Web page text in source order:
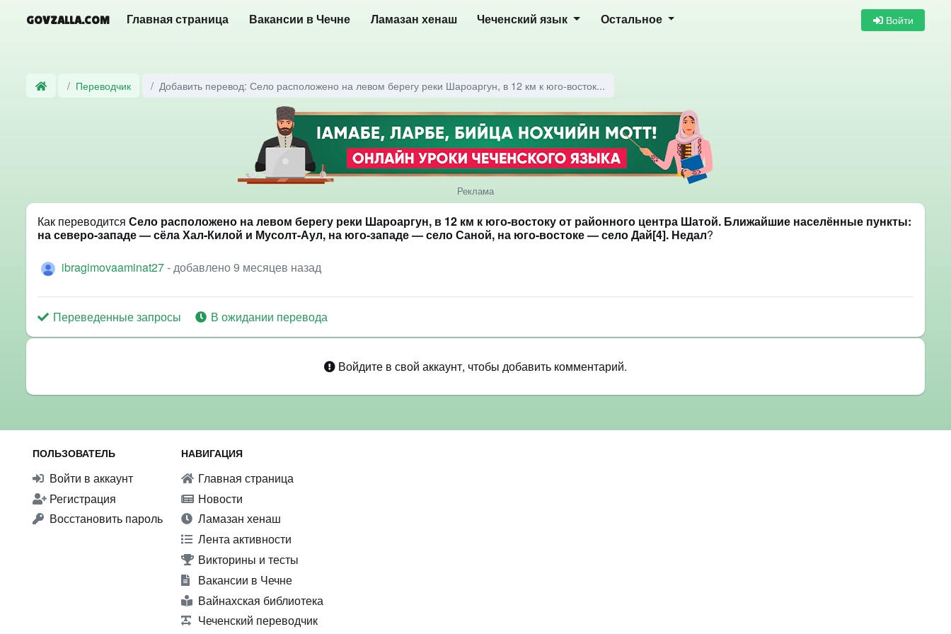
GOVZALLA.COM Главная страница Вакансии в Чечне Ламазан хенаш Чеченский язык Остальное Войти
Переводчик Добавить перевод: Село расположено на левом берегу реки Шароаргун, в 12 км к юго-восток...
Реклама
Как переводится Село расположено на левом берегу реки Шароаргун, в 12 км к юго-востоку от районного центра Шатой. Ближайшие населённые пункты:
на северо-западе — сёла Хал-Килой и Мусолт-Аул, на юго-западе — село Саной, на юго-востоке — село Дай[4]. Недал?
ibragimovaaminat27- добавлено 9 месяцев назад
Переведенные запросы В ожидании перевода
Войдите в свой аккаунт, чтобы добавить комментарий.
ПОЛЬЗОВАТЕЛЬ
Войти в аккаунт
Регистрация
Восстановить пароль
НАВИГАЦИЯ
Главная страница
Новости
Ламазан хенаш
Лента активности
Викторины и тесты
Вакансии в Чечне
Вайнахская библиотека
Чеченский переводчик